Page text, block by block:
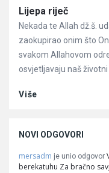
Članci
Lijepa riječ
Nekada te Allah dž.š.
zaokupirao onim što
svakom Allahovom
osvjetljavaju naš
Više
NOVI ODGOVORI
mersadm je unio odgovor
berekatuhu Za bračno